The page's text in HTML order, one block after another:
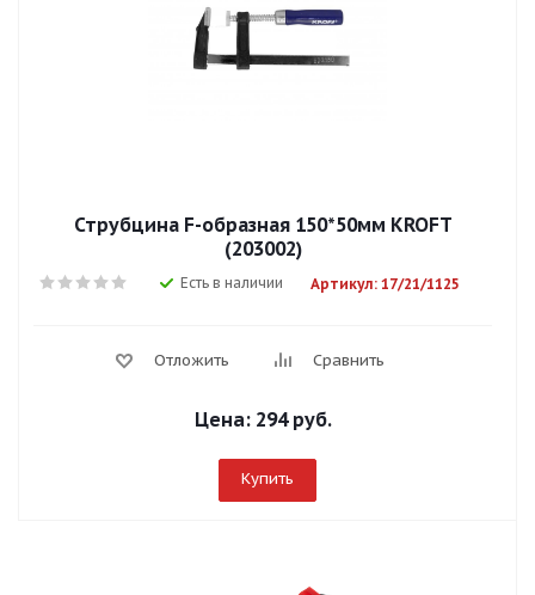
Струбцина F-образная 150*50мм KROFT
(203002)
Есть в наличии Артикул: 17/21/1125
Отложить Сравнить
Цена: 294 руб.
Купить